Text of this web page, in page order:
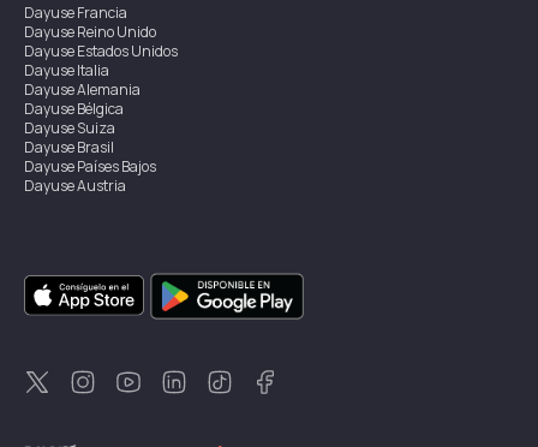
DayuseFrancia
DayuseReino Unido
DayuseEstados Unidos
DayuseItalia
DayuseAlemania
DayuseBélgica
DayuseSuiza
DayuseBrasil
DayusePaíses Bajos
DayuseAustria
DayuseSingapur
DayuseSuecia
DayuseTailandia
DayuseNueva Zelanda
DayuseTurquía